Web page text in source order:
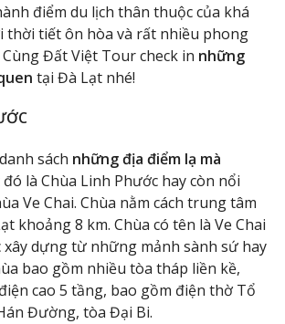
điểm du lịch thân thuộc của khá
thời tiết ôn hòa và rất nhiều phong
Đất Việt Tour check in những
tại Đà Lạt nhé!
sách những địa điểm lạ mà
là Chùa Linh Phước hay còn nổi
Ve Chai. Chùa nằm cách trung tâm
khoảng 8 km. Chùa có tên là Ve Chai
dựng từ những mảnh sành sứ hay
bao gồm nhiều tòa tháp liền kề,
cao 5 tầng, bao gồm điện thờ Tổ
Đường, tòa Đại Bi.